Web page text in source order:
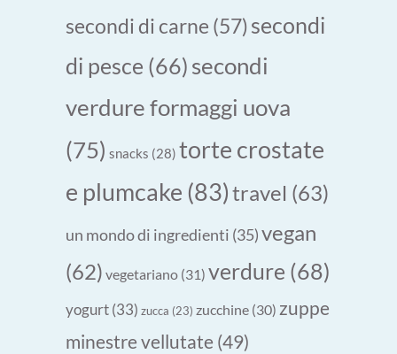
secondi di carne (57)secondi
di pesce (66) secondi
verdure formaggi uova
(75) snacks (28) torte crostate
e plumcake (83)travel (63)
un mondo di ingredienti (35)vegan
(62) vegetariano (31) verdure (68)
yogurt(33) zucca (23) zucchine (30) zuppe
minestre vellutate (49)